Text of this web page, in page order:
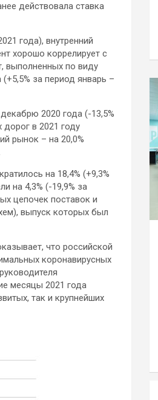
действовала ставка
года), внутренний
хорошо коррелирует с
выполненных по виду
за период январь –
2020 года (-13,5%
дорог в 2021 году
рынок – на 20,0%
на 18,4% (+9,3%
на 4,3% (-19,9% за
цепочек поставок и
выпуск которых был
что российской
коронавирусных
месяцы 2021 года
так и крупнейших